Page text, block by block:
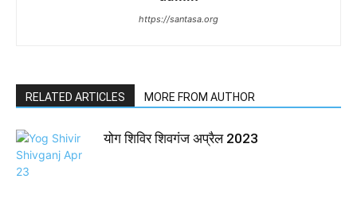
https://santasa.org
RELATED ARTICLES MORE FROM AUTHOR
योग शिविर शिवगंज अप्रैल 2023